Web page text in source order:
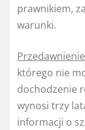
prawnikiem,
warunki.
którego nie
dochodzenie
wynosi trzy
informacji o